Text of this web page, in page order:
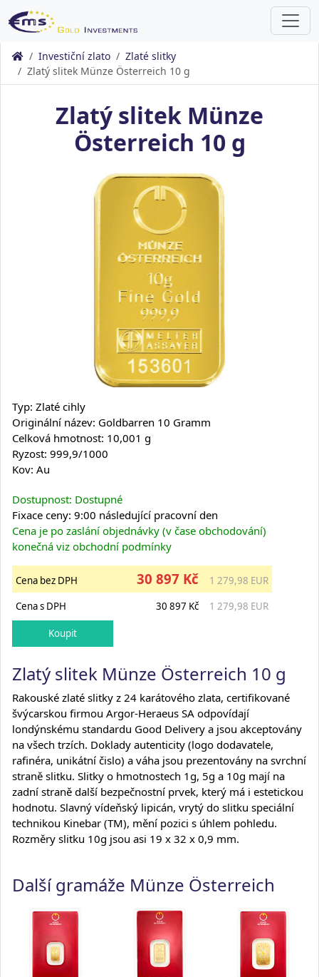
Investiční zlato
Zlaté slitky
Zlatý slitek Münze Österreich 10 g
Zlatý slitek Münze
Österreich 10 g
Typ: Zlaté cihly
Originální název: Goldbarren 10 Gramm
Celková hmotnost: 10,001 g
Ryzost: 999,9/1000
Kov: Au
Dostupnost: Dostupné
Fixace ceny: 9:00 následující pracovní den
Cena je po zaslání objednávky (v čase obchodování)
konečná viz obchodní podmínky
Cena bez DPH 30 897 Kč
1 279,98 EUR
Cena s DPH
30 897 Kč 1 279,98 EUR
Zlatý slitek Münze Österreich 10 g
Rakouské zlaté slitky z 24 karátového zlata, certifikované
švýcarskou firmou Argor-Heraeus SA odpovídají
londýnskému standardu Good Delivery a jsou akceptovány
na všech trzích. Doklady autenticity (logo dodavatele,
rafinéra, unikátní čislo) a váha jsou prezentovány na svrchní
straně slitku. Slitky o hmotnostech 1g, 5g a 10g mají na
zadní straně další bezpečnostní prvek, který má i estetickou
hodnotu. Slavný vídeňský lipicán, vrytý do slitku speciální
technikou Kinebar (TM), mění pozici s úhlem pohledu.
Rozměry slitku 10g jsou asi 19 x 32 x 0,9 mm.
Další gramáže Münze Österreich